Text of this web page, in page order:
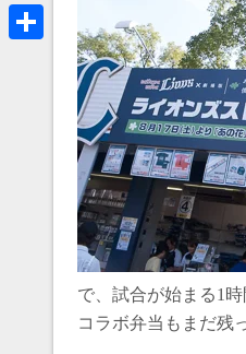
で、試合が始まる1
コラボ弁当もまだ残
o
k
ah
r
B